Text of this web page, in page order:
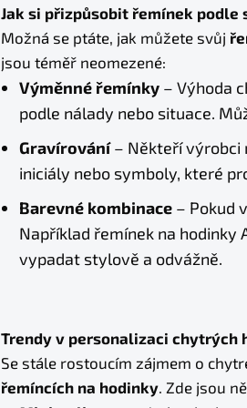
Jak si přizpůsobit řemínek podle
Možná se ptáte, jak můžete svůj
jsou téměř neomezené:
Výměnné řemínky – Výhoda
podle nálady nebo situace.
Gravírování– Někteří výrobci
iniciály nebo symboly, které
Barevné kombinace – Pokud
Například řemínek na hodinky
vypadat stylově a odvážně.
Trendy v personalizaci chytrých
Se stále rostoucím zájmem o
řemíncích na hodinky . Zde jsou